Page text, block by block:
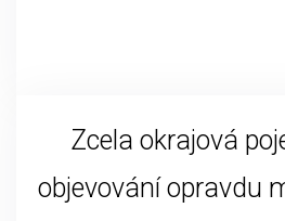
Zcela okrajová
objevování opravdu